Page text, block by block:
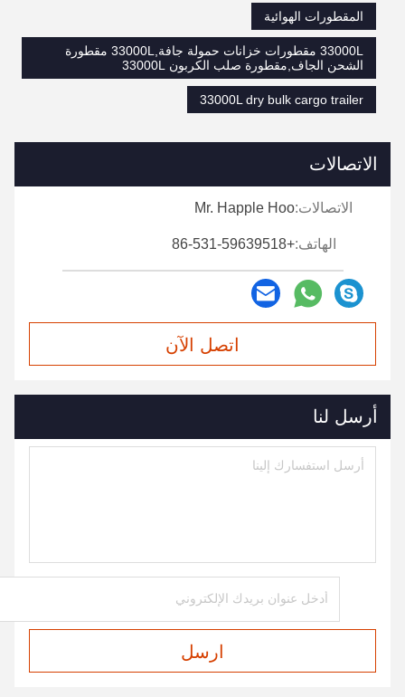
المقطورات الهوائية
33000L مقطورات خزانات حمولة جافة,33000L مقطورة
الشحن الجاف,مقطورة صلب الكربون 33000L
33000L dry bulk cargo trailer
الاتصالات
الاتصالات:Mr. Happle Hoo
الهاتف:+86-531-59639518
اتصل الآن
أرسل لنا
ارسل